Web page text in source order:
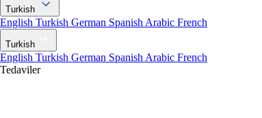
Turkish
English Turkish German Spanish Arabic French
Turkish
English Turkish German Spanish Arabic French
Tedaviler